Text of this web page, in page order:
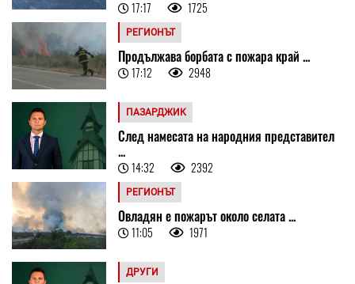
17:17 1725
РЕГИОНЪТ
Продължава борбата с пожара край ...
17:12 2948
ПАЗАРДЖИК
След намесата на народния представител
...
14:32 2392
РЕГИОНЪТ
Овладян е пожарът около селата ...
11:05 1971
ДРУГИ